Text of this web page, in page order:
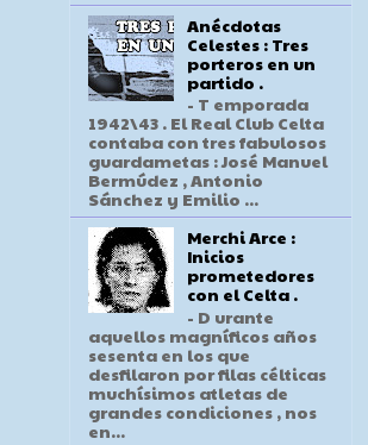
Anécdotas
Celestes : Tres
porteros en un
partido .
- T emporada
1942\43 . El Real Club Celta
contaba con tres fabulosos
guardametas : José Manuel
Bermúdez , Antonio
Sánchez y Emilio ...
Merchi Arce :
Inicios
prometedores
con el Celta .
- D urante
aquellos magníficos años
sesenta en los que
desfilaron por filas célticas
muchísimos atletas de
grandes condiciones , nos
en...